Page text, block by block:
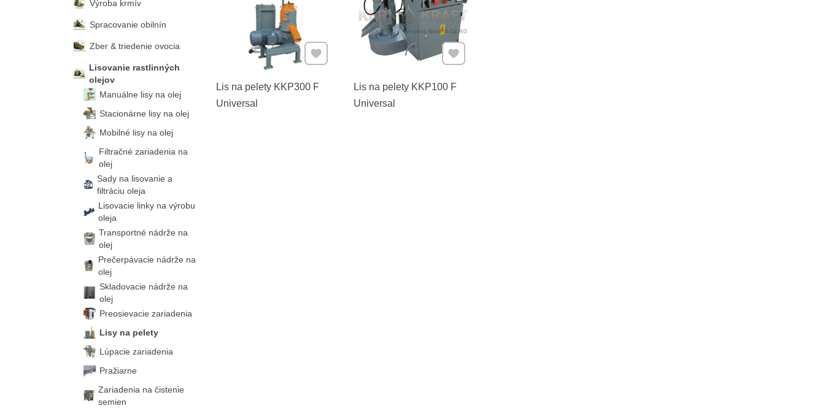
Lis na pelety KKP300 F
Universal
Pridať k Obľúbeným
Lis na pelety KKP100 F
Universal
Pridať k Obľúbeným
Výroba krmív
Spracovanie obilnín
Zber & triedenie ovocia
Lisovanie rastlinných
olejov
Manuálne lisy na olej
Stacionárne lisy na olej
Mobilné lisy na olej
Filtračné zariadenia na
olej
Sady na lisovanie a
filtráciu oleja
Lisovacie linky na výrobu
oleja
Transportné nádrže na
olej
Prečerpávacie nádrže na
olej
Skladovacie nádrže na
olej
Preosievacie zariadenia
Lisy na pelety
Lúpacie zariadenia
Pražiarne
Zariadenia na čistenie
semien